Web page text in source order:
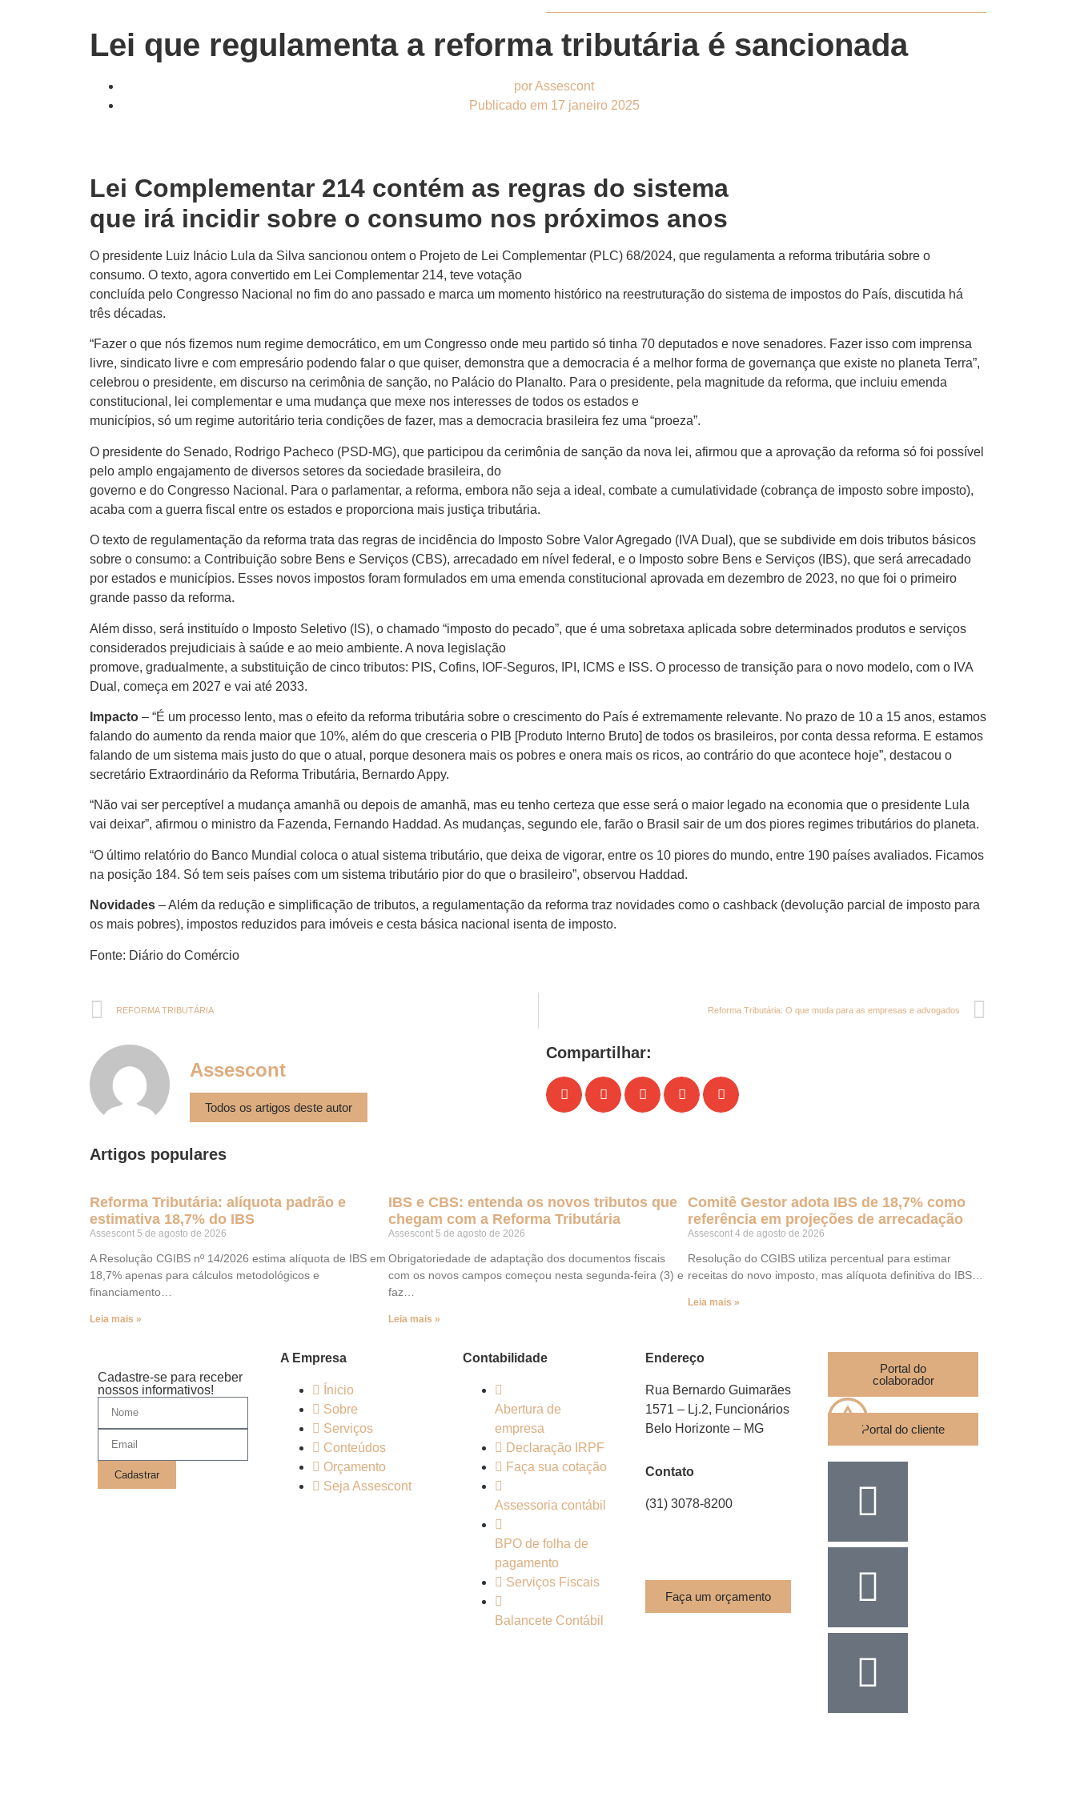
Lei que regulamenta a reforma tributária é sancionada
porAssescont
Publicado em 17 janeiro 2025
Lei Complementar 214 contém as regras do sistema
que irá incidir sobre o consumo nos próximos anos
O presidente Luiz Inácio Lula da Silva sancionou ontem o Projeto de Lei Complementar (PLC) 68/2024, que regulamenta a reforma tributária sobre o
consumo. O texto, agora convertido em Lei Complementar 214, teve votação
concluída pelo Congresso Nacional no fim do ano passado e marca um momento histórico na reestruturação do sistema de impostos do País, discutida há
três décadas.
“Fazer o que nós fizemos num regime democrático, em um Congresso onde meu partido só tinha 70 deputados e nove senadores. Fazer isso com imprensa
livre, sindicato livre e com empresário podendo falar o que quiser, demonstra que a democracia é a melhor forma de governança que existe no planeta Terra”,
celebrou o presidente, em discurso na cerimônia de sanção, no Palácio do Planalto. Para o presidente, pela magnitude da reforma, que incluiu emenda
constitucional, lei complementar e uma mudança que mexe nos interesses de todos os estados e
municípios, só um regime autoritário teria condições de fazer, mas a democracia brasileira fez uma “proeza”.
O presidente do Senado, Rodrigo Pacheco (PSD-MG), que participou da cerimônia de sanção da nova lei, afirmou que a aprovação da reforma só foi possível
pelo amplo engajamento de diversos setores da sociedade brasileira, do
governo e do Congresso Nacional. Para o parlamentar, a reforma, embora não seja a ideal, combate a cumulatividade (cobrança de imposto sobre imposto),
acaba com a guerra fiscal entre os estados e proporciona mais justiça tributária.
O texto de regulamentação da reforma trata das regras de incidência do Imposto Sobre Valor Agregado (IVA Dual), que se subdivide em dois tributos básicos
sobre o consumo: a Contribuição sobre Bens e Serviços (CBS), arrecadado em nível federal, e o Imposto sobre Bens e Serviços (IBS), que será arrecadado
por estados e municípios. Esses novos impostos foram formulados em uma emenda constitucional aprovada em dezembro de 2023, no que foi o primeiro
grande passo da reforma.
Além disso, será instituído o Imposto Seletivo (IS), o chamado “imposto do pecado”, que é uma sobretaxa aplicada sobre determinados produtos e serviços
considerados prejudiciais à saúde e ao meio ambiente. A nova legislação
promove, gradualmente, a substituição de cinco tributos: PIS, Cofins, IOF-Seguros, IPI, ICMS e ISS. O processo de transição para o novo modelo, com o IVA
Dual, começa em 2027 e vai até 2033.
Impacto – “É um processo lento, mas o efeito da reforma tributária sobre o crescimento do País é extremamente relevante. No prazo de 10 a 15 anos, estamos
falando do aumento da renda maior que 10%, além do que cresceria o PIB [Produto Interno Bruto] de todos os brasileiros, por conta dessa reforma. E estamos
falando de um sistema mais justo do que o atual, porque desonera mais os pobres e onera mais os ricos, ao contrário do que acontece hoje”, destacou o
secretário Extraordinário da Reforma Tributária, Bernardo Appy.
“Não vai ser perceptível a mudança amanhã ou depois de amanhã, mas eu tenho certeza que esse será o maior legado na economia que o presidente Lula
vai deixar”, afirmou o ministro da Fazenda, Fernando Haddad. As mudanças, segundo ele, farão o Brasil sair de um dos piores regimes tributários do planeta.
“O último relatório do Banco Mundial coloca o atual sistema tributário, que deixa de vigorar, entre os 10 piores do mundo, entre 190 países avaliados. Ficamos
na posição 184. Só tem seis países com um sistema tributário pior do que o brasileiro”, observou Haddad.
Novidades – Além da redução e simplificação de tributos, a regulamentação da reforma traz novidades como o cashback (devolução parcial de imposto para
os mais pobres), impostos reduzidos para imóveis e cesta básica nacional isenta de imposto.
Fonte: Diário do Comércio
REFORMA TRIBUTÁRIA Reforma Tributária: O que muda para as empresas e advogados
Assescont
Todos os artigos deste autor
Compartilhar:
Artigos populares
Reforma Tributária: alíquota padrão e
estimativa 18,7% do IBS
Assescont 5 de agosto de 2026
A Resolução CGIBS nº 14/2026 estima alíquota de IBS em
18,7% apenas para cálculos metodológicos e
financiamento…
Leia mais »
IBS e CBS: entenda os novos tributos que
chegam com a Reforma Tributária
Assescont5 de agosto de 2026
Obrigatoriedade de adaptação dos documentos fiscais
com os novos campos começou nesta segunda-feira (3) e
faz…
Leia mais »
Comitê Gestor adota IBS de 18,7% como
referência em projeções de arrecadação
Assescont 4 de agosto de 2026
Resolução do CGIBS utiliza percentual para estimar
receitas do novo imposto, mas alíquota definitiva do IBS…
Leia mais »
Cadastre-se para receber
nossos informativos!
Cadastrar
A Empresa
Ínicio
Sobre
Serviços
Conteúdos
Orçamento
Seja Assescont
Contabilidade
Abertura de
empresa
Declaração IRPF
Faça sua cotação
Assessoria contábil
BPO de folha de
pagamento
Serviços Fiscais
Balancete Contábil
Endereço
Rua Bernardo Guimarães
1571 – Lj.2, Funcionários
Belo Horizonte – MG
Contato
(31) 3078-8200
Faça um orçamento
Portal do
colaborador
Portal do cliente